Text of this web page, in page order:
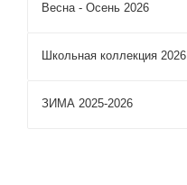
Весна - Осень 2026
Школьная коллекция 2026
ЗИМА 2025-2026